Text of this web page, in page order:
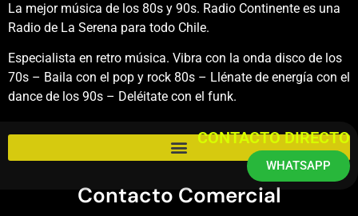
La mejor música de los 80s y 90s. Radio Continente es una
Radio de La Serena para todo Chile.
Especialista en retro música. Vibra con la onda disco de los
70s – Baila con el pop y rock 80s – Llénate de energía con el
dance de los 90s – Deléitate con el funk.
Contacto Comercial
CONTACTO DIRECTO
WHATSAPP